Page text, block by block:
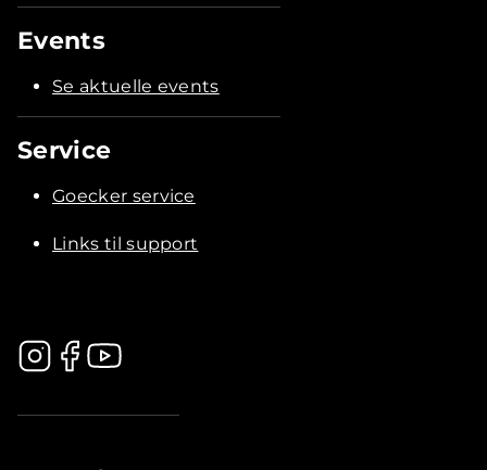
Events
Se aktuelle events
Service
Goecker service
Links til support